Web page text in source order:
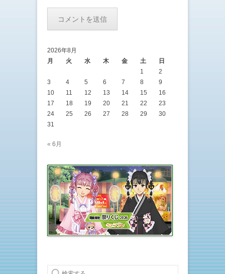
2026年8月
月
火 水 木 金 土
日
1
2
3
4 5 6 7 8
9
10
11 12 13 14 15
16
17
18 19 20 21 22
23
24
25 26 27 28 29
30
31
« 6月
検索する